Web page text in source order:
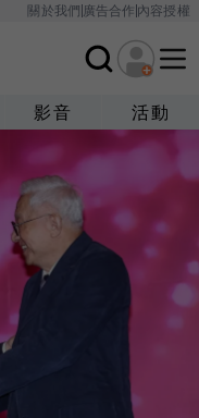
關於我們廣告合作內容授權
影音 活動